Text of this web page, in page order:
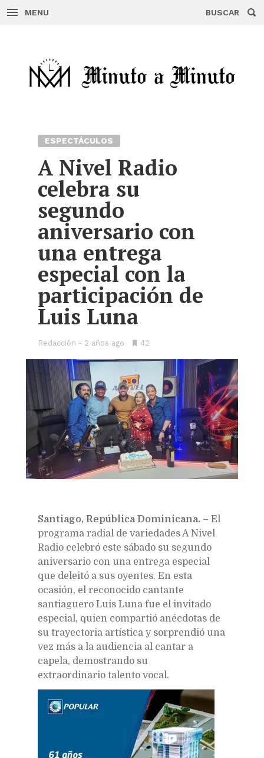
MENU BUSCAR
ESPECTÁCULOS
A Nivel Radio
celebra su
segundo
aniversario con
una entrega
especial con la
participación de
Luis Luna
Redacción 2 años ago
•42
Santiago, República Dominicana. – El
programa radial de variedades A Nivel
Radio celebró este sábado su segundo
aniversario con una entrega especial
que deleitó a sus oyentes. En esta
ocasión, el reconocido cantante
santiaguero Luis Luna fue el invitado
especial, quien compartió anécdotas de
su trayectoria artística y sorprendió una
vez más a la audiencia al cantar a
capela, demostrando su
extraordinario talento vocal.